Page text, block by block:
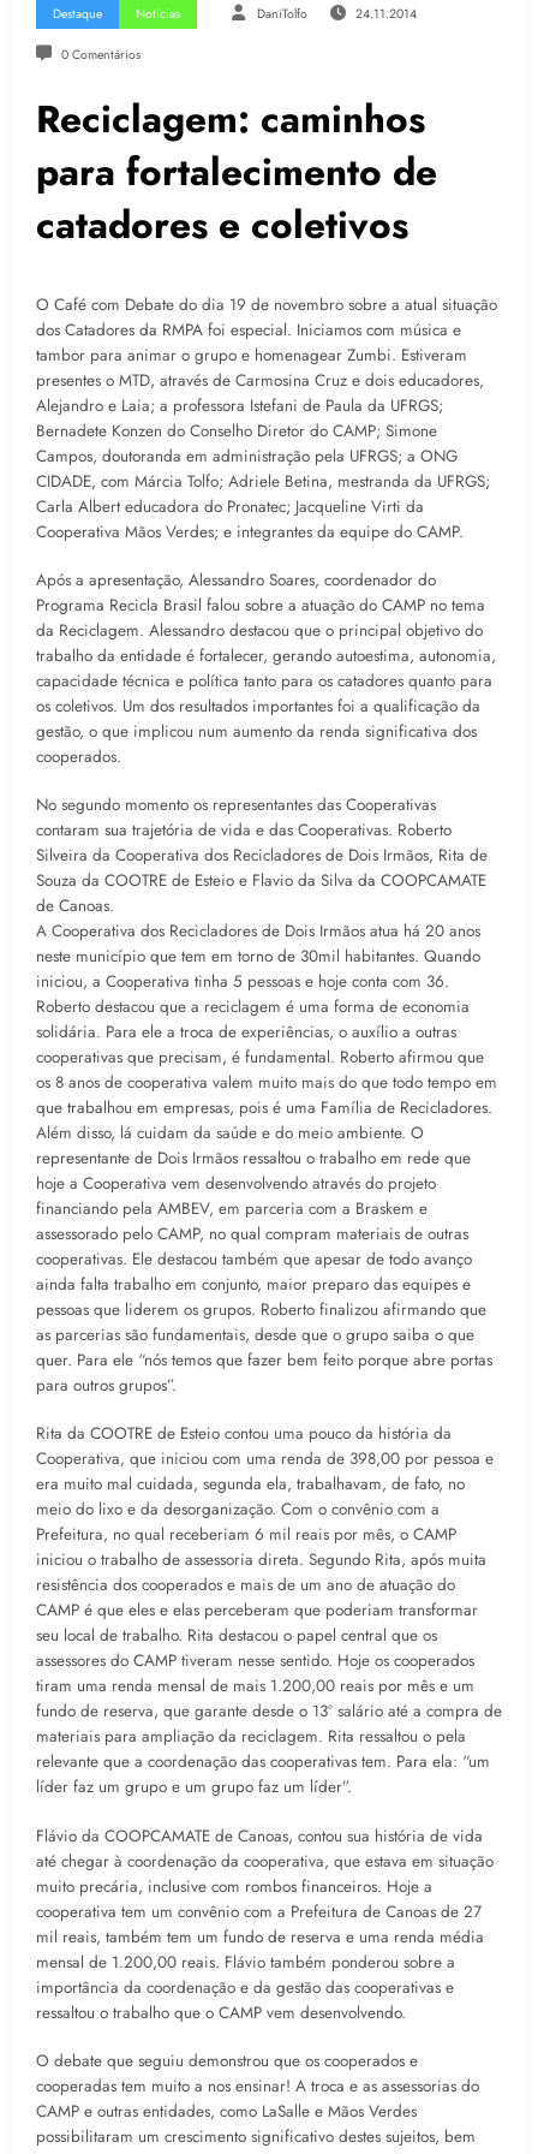
Destaque Notícias DaniTolfo 24.11.2014
0 Comentários
Reciclagem: caminhos
para fortalecimento de
catadores e coletivos
O Café com Debate do dia 19 de novembro sobre a atual situação
dos Catadores da RMPA foi especial. Iniciamos com música e
tambor para animar o grupo e homenagear Zumbi. Estiveram
presentes o MTD, através de Carmosina Cruz e dois educadores,
Alejandro e Laia; a professora Istefani de Paula da UFRGS;
Bernadete Konzen do Conselho Diretor do CAMP; Simone
Campos, doutoranda em administração pela UFRGS; a ONG
CIDADE, com Márcia Tolfo; Adriele Betina, mestranda da UFRGS;
Carla Albert educadora do Pronatec; Jacqueline Virti da
Cooperativa Mãos Verdes; e integrantes da equipe do CAMP.
Após a apresentação, Alessandro Soares, coordenador do
Programa Recicla Brasil falou sobre a atuação do CAMP no tema
da Reciclagem. Alessandro destacou que o principal objetivo do
trabalho da entidade é fortalecer, gerando autoestima, autonomia,
capacidade técnica e política tanto para os catadores quanto para
os coletivos. Um dos resultados importantes foi a qualificação da
gestão, o que implicou num aumento da renda significativa dos
cooperados.
No segundo momento os representantes das Cooperativas
contaram sua trajetória de vida e das Cooperativas. Roberto
Silveira da Cooperativa dos Recicladores de Dois Irmãos, Rita de
Souza da COOTRE de Esteio e Flavio da Silva da COOPCAMATE
de Canoas.
A Cooperativa dos Recicladores de Dois Irmãos atua há 20 anos
neste município que tem em torno de 30mil habitantes. Quando
iniciou, a Cooperativa tinha 5 pessoas e hoje conta com 36.
Roberto destacou que a reciclagem é uma forma de economia
solidária. Para ele a troca de experiências, o auxílio a outras
cooperativas que precisam, é fundamental. Roberto afirmou que
os 8 anos de cooperativa valem muito mais do que todo tempo em
que trabalhou em empresas, pois é uma Família de Recicladores.
Além disso, lá cuidam da saúde e do meio ambiente. O
representante de Dois Irmãos ressaltou o trabalho em rede que
hoje a Cooperativa vem desenvolvendo através do projeto
financiando pela AMBEV, em parceria com a Braskem e
assessorado pelo CAMP, no qual compram materiais de outras
cooperativas. Ele destacou também que apesar de todo avanço
ainda falta trabalho em conjunto, maior preparo das equipes e
pessoas que liderem os grupos. Roberto finalizou afirmando que
as parcerias são fundamentais, desde que o grupo saiba o que
quer. Para ele “nós temos que fazer bem feito porque abre portas
para outros grupos”.
Rita da COOTRE de Esteio contou uma pouco da história da
Cooperativa, que iniciou com uma renda de 398,00 por pessoa e
era muito mal cuidada, segunda ela, trabalhavam, de fato, no
meio do lixo e da desorganização. Com o convênio com a
Prefeitura, no qual receberiam 6 mil reais por mês, o CAMP
iniciou o trabalho de assessoria direta. Segundo Rita, após muita
resistência dos cooperados e mais de um ano de atuação do
CAMP é que eles e elas perceberam que poderiam transformar
seu local de trabalho. Rita destacou o papel central que os
assessores do CAMP tiveram nesse sentido. Hoje os cooperados
tiram uma renda mensal de mais 1.200,00 reais por mês e um
fundo de reserva, que garante desde o 13º salário até a compra de
materiais para ampliação da reciclagem. Rita ressaltou o pela
relevante que a coordenação das cooperativas tem. Para ela: “um
líder faz um grupo e um grupo faz um líder”.
Flávio da COOPCAMATE de Canoas, contou sua história de vida
até chegar à coordenação da cooperativa, que estava em situação
muito precária, inclusive com rombos financeiros. Hoje a
cooperativa tem um convênio com a Prefeitura de Canoas de 27
mil reais, também tem um fundo de reserva e uma renda média
mensal de 1.200,00 reais. Flávio também ponderou sobre a
importância da coordenação e da gestão das cooperativas e
ressaltou o trabalho que o CAMP vem desenvolvendo.
O debate que seguiu demonstrou que os cooperados e
cooperadas tem muito a nos ensinar! A troca e as assessorias do
CAMP e outras entidades, como LaSalle e Mãos Verdes
possibilitaram um crescimento significativo destes sujeitos, bem